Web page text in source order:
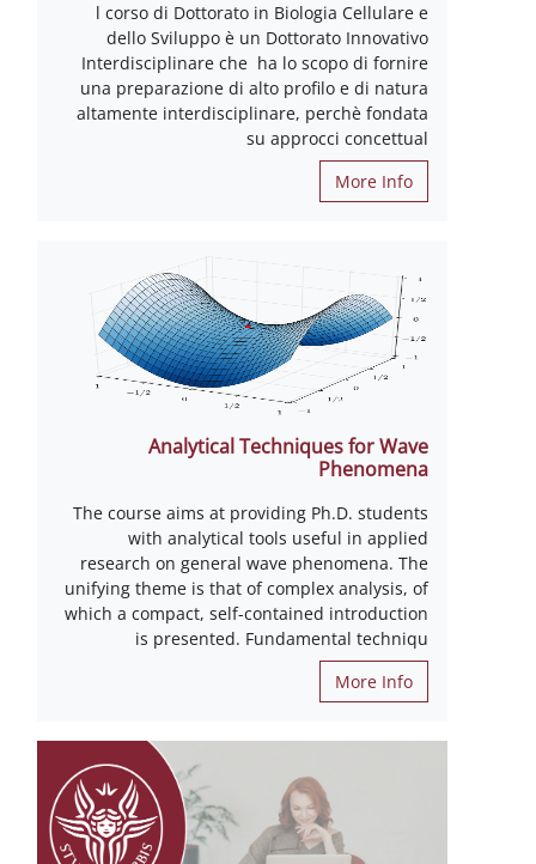
l corso di Dottorato in Biologia Cellulare e
dello Sviluppo è un Dottorato Innovativo
Interdisciplinare che ha lo scopo di fornire
una preparazione di alto profilo e di natura
altamente interdisciplinare, perchè fondata
su approcci concettual
More Info
Analytical Techniques for Wave
Phenomena
The course aims at providing Ph.D. students
with analytical tools useful in applied
research on general wave phenomena. The
unifying theme is that of complex analysis, of
which a compact, self-contained introduction
is presented. Fundamental techniqu
More Info